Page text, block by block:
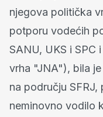
njegova politička
potporu vodećih
SANU, UKS i SPC
vrha "JNA"), bila
na području
neminovno vodilo